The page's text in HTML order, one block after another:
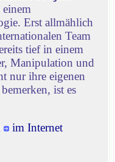
einem
Erst allmählich
Team
tief in einem
Manipulation und
nur ihre eigenen
ist es
im Internet